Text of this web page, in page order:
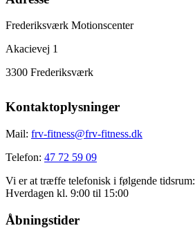
Frederiksværk Motionscenter
Akacievej 1
3300 Frederiksværk
Kontaktoplysninger
Mail: frv-fitness@frv-fitness.dk
Telefon: 47 72 59 09
Vi er at træffe telefonisk i følgende tidsrum:
Hverdagen kl. 9:00 til 15:00
Åbningstider